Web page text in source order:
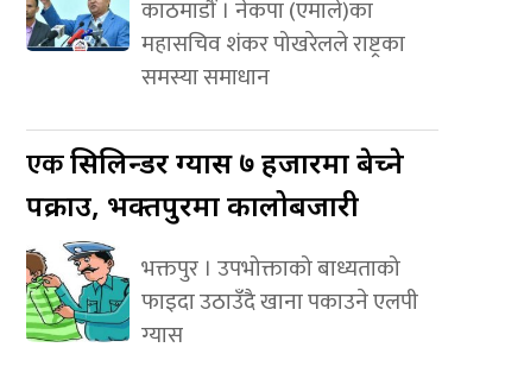
काठमाडौं । नेकपा (एमाले)का
महासचिव शंकर पोखरेलले राष्ट्रका
समस्या समाधान
एकसिलिन्डर ग्यास ७ हजारमा बेच्ने
पक्राउ, भक्तपुरमा कालोबजारी
भक्तपुर । उपभोक्ताको बाध्यताको
फाइदा उठाउँदै खाना पकाउने एलपी
ग्यास